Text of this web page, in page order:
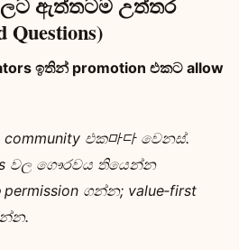
Questions)
ඉතින් promotion එකට allow
එක마다 වෙනස්.
වල ගෞරවය තියෙන්න
ගන්න; value‑first